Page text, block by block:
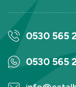
0530 565
0530 565